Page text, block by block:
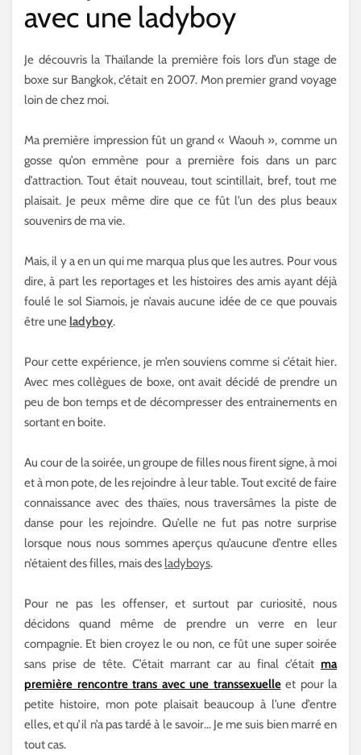
avec une ladyboy
Je découvris la Thaïlande la première fois lors d’un stage de
boxe sur Bangkok, c’était en 2007. Mon premier grand voyage
loin de chez moi.
Ma première impression fût un grand « Waouh », comme un
gosse qu’on emmène pour a première fois dans un parc
d’attraction. Tout était nouveau, tout scintillait, bref, tout me
plaisait. Je peux même dire que ce fût l’un des plus beaux
souvenirs de ma vie.
Mais, il y a en un qui me marqua plus que les autres. Pour vous
dire, à part les reportages et les histoires des amis ayant déjà
foulé le sol Siamois, je n’avais aucune idée de ce que pouvais
être une ladyboy.
Pour cette expérience, je m’en souviens comme si c’était hier.
Avec mes collègues de boxe, ont avait décidé de prendre un
peu de bon temps et de décompresser des entrainements en
sortant en boite.
Au cour de la soirée, un groupe de filles nous firent signe, à moi
et à mon pote, de les rejoindre à leur table. Tout excité de faire
connaissance avec des thaïes, nous traversâmes la piste de
danse pour les rejoindre. Qu’elle ne fut pas notre surprise
lorsque nous nous sommes aperçus qu’aucune d’entre elles
n’étaient des filles, mais des ladyboys.
Pour ne pas les offenser, et surtout par curiosité, nous
décidons quand même de prendre un verre en leur
compagnie. Et bien croyez le ou non, ce fût une super soirée
sans prise de tête. C’était marrant car au final c’était ma
première rencontre trans avec une transsexuelleet pour la
petite histoire, mon pote plaisait beaucoup à l’une d’entre
elles, et qu’il n’a pas tardé à le savoir… Je me suis bien marré en
tout cas.